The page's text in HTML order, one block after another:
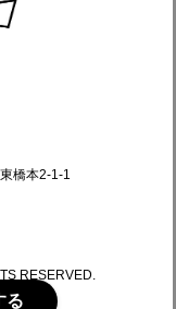
橋本2-1-1
RESERVED.
る